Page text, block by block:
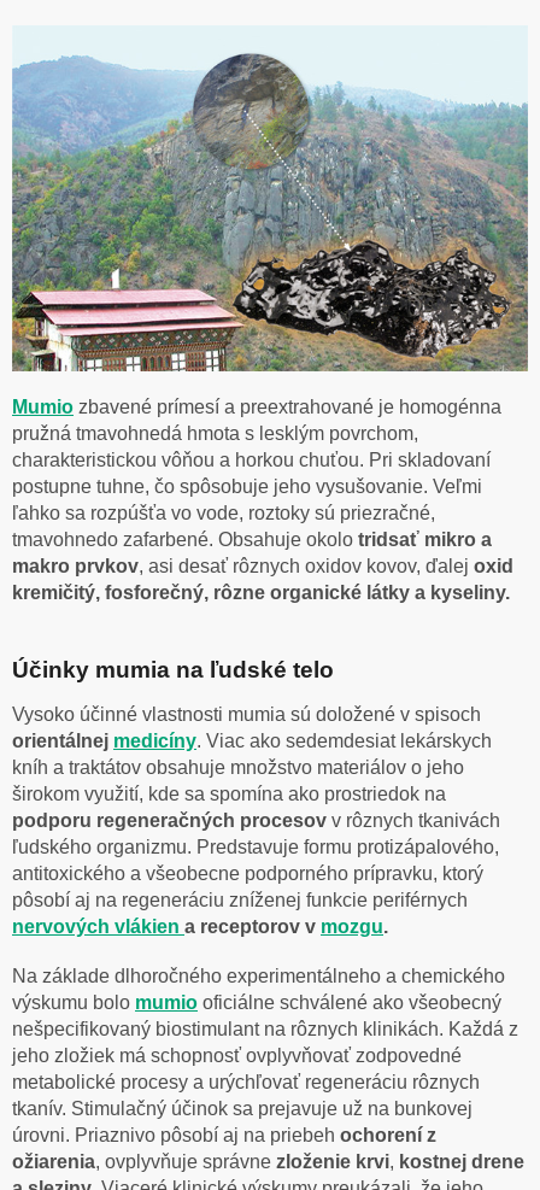
Mumio zbavené prímesí a preextrahované je homogénna
pružná tmavohnedá hmota s lesklým povrchom,
charakteristickou vôňou a horkou chuťou. Pri skladovaní
postupne tuhne, čo spôsobuje jeho vysušovanie. Veľmi
ľahko sa rozpúšťa vo vode, roztoky sú priezračné,
tmavohnedo zafarbené. Obsahuje okolo tridsať mikro a
makro prvkov, asi desať rôznych oxidov kovov, ďalej oxid
kremičitý, fosforečný, rôzne organické látky a kyseliny.
Účinky mumia na ľudské telo
Vysoko účinné vlastnosti mumia sú doložené v spisoch
orientálnej medicíny. Viac ako sedemdesiat lekárskych
kníh a traktátov obsahuje množstvo materiálov o jeho
širokom využití, kde sa spomína ako prostriedok na
podporu regeneračných procesov v rôznych tkanivách
ľudského organizmu. Predstavuje formu protizápalového,
antitoxického a všeobecne podporného prípravku, ktorý
pôsobí aj na regeneráciu zníženej funkcie periférnych
nervových vlákien a receptorov v mozgu.
Na základe dlhoročného experimentálneho a chemického
výskumu bolo mumio oficiálne schválené ako všeobecný
nešpecifikovaný biostimulant na rôznych klinikách. Každá z
jeho zložiek má schopnosť ovplyvňovať zodpovedné
metabolické procesy a urýchľovať regeneráciu rôznych
tkanív. Stimulačný účinok sa prejavuje už na bunkovej
úrovni. Priaznivo pôsobí aj na priebeh ochorení z
ožiarenia, ovplyvňuje správne zloženie krvi, kostnej drene